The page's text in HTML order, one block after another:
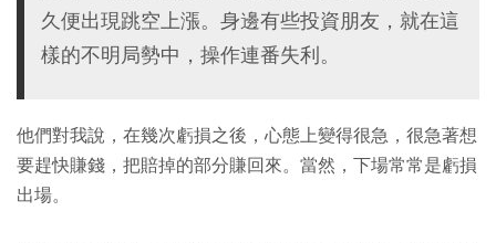
久便出現跳空上漲。身邊有些投資朋友，就在這
樣的不明局勢中，操作連番失利。
他們對我說，在幾次虧損之後，心態上變得很急，很急著想
要趕快賺錢，把賠掉的部分賺回來。當然，下場常常是虧損
出場。